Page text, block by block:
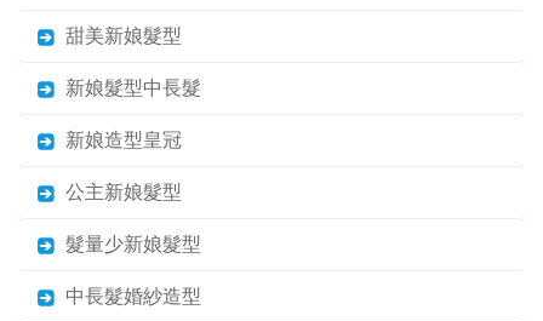
甜美新娘髮型
新娘髮型中長髮
新娘造型皇冠
公主新娘髮型
髮量少新娘髮型
中長髮婚紗造型